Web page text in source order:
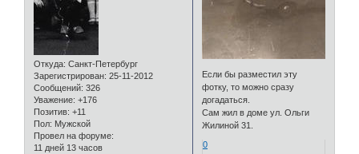
Откуда: Санкт-Петербург
Зарегистрирован: 25-11-2012
Сообщений: 326
Уважение: +176
Позитив: +11
Пол: Мужской
Провел на форуме:
11 дней 13 часов
Если бы разместил эту
фотку, то можно сразу
догадаться.
Сам жил в доме ул. Ольги
Жилиной 31.
0